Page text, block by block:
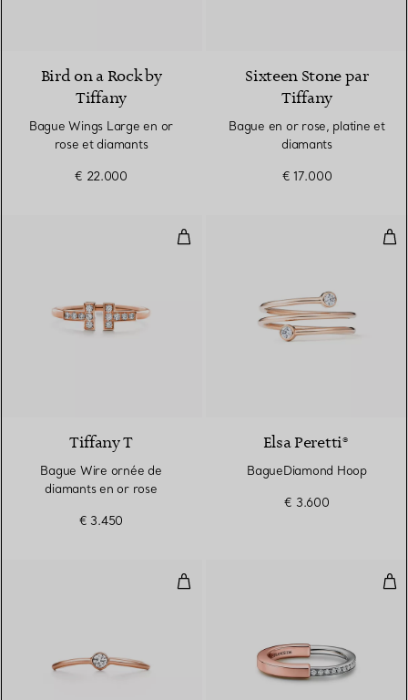
Bird on a Rock by
Tiffany
Bague Wings Large en or
rose et diamants
€ 22.000
Sixteen Stone par
Tiffany
Bague en or rose, platine et
diamants
€ 17.000
Bague Wire ornée de diamants
Tiffany T
Bague Wire ornée de
diamants en or rose
€ 3.450
Elsa Peretti®
BagueDiamond Hoop
€ 3.600
Bague en diamants Wave